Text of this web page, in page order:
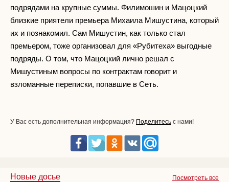
подрядами на крупные суммы. Филимошин и Мацоцкий
близкие приятели премьера Михаила Мишустина, который
их и познакомил. Сам Мишустин, как только стал
премьером, тоже организовал для «Рубитеха» выгодные
подряды. О том, что Мацоцкий лично решал с
Мишустиным вопросы по контрактам говорит и
взломанные переписки, попавшие в Сеть.
У Вас есть дополнительная информация? Поделитесь с нами!
Посмотреть все
Новые досье